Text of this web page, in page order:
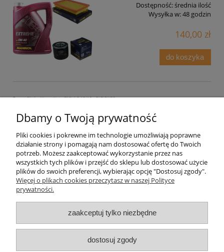
Dostępność:średnia ilość
Wysyłka w:48 godzin
140,00 zł
do koszyka
Zestaw filtrów Nissan Note (E12) 1.2 12/18 +OLEJ 5W30
Dostępność:
203,00 zł
do koszyka
« 1 2 3 4 5 ... 44 »
Warunki zakupów
Dbamy o Twoją prywatność
Pliki cookies i pokrewne im technologie umożliwiają poprawne
działanie strony i pomagają nam dostosować ofertę do Twoich
potrzeb. Możesz zaakceptować wykorzystanie przez nas
wszystkich tych plików i przejść do sklepu lub dostosować użycie
plików do swoich preferencji, wybierając opcję "Dostosuj zgody".
Więcej o plikach cookies przeczytasz w naszej Polityce
prywatności.
zaakceptuj tylko niezbędne
dostosuj zgody